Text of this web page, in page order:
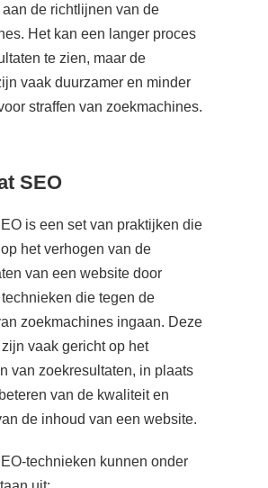
de richtlijnen van de
Het kan een langer proces
te zien, maar de
vaak duurzamer en minder
straffen van zoekmachines.
SEO
is een set van praktijken die
het verhogen van de
van een website door
die tegen de
zoekmachines ingaan. Deze
vaak gericht op het
van zoekresultaten, in plaats
van de kwaliteit en
de inhoud van een website.
technieken kunnen onder